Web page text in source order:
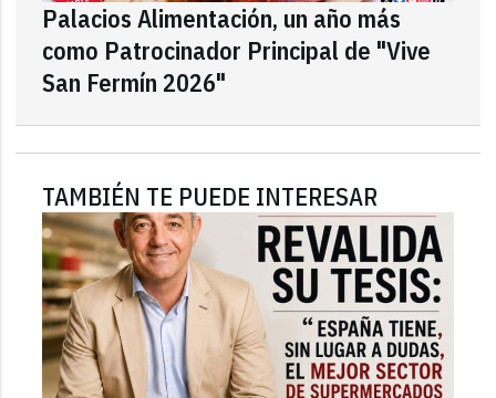
Palacios Alimentación, un año más
como Patrocinador Principal de "Vive
San Fermín 2026"
TAMBIÉN TE PUEDE INTERESAR